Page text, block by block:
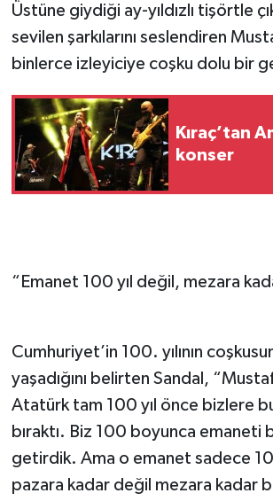
Üstüne giydiği ay-yıldızlı tişörtle
sevilen şarkılarını seslendiren
binlerce izleyiciye coşku dolu bir
Kıraç’tan
konser
“Emanet 100 yıl değil, mezara
Cumhuriyet’in 100. yılının
yaşadığını belirten Sandal,
Atatürk tam 100 yıl önce bizlere
bıraktı. Biz 100 boyunca emaneti
getirdik. Ama o emanet sadece
pazara kadar değil mezara kadar